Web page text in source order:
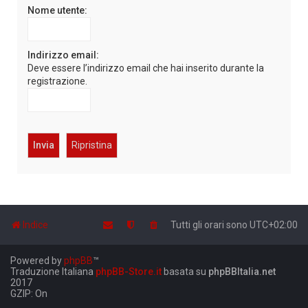
Nome utente:
Indirizzo email:
Deve essere l’indirizzo email che hai inserito durante la
registrazione.
Indice Tutti gli orari sono UTC+02:00
Powered byphpBB™
Traduzione Italiana phpBB-Store.it basata su phpBBItalia.net
2017
GZIP: On